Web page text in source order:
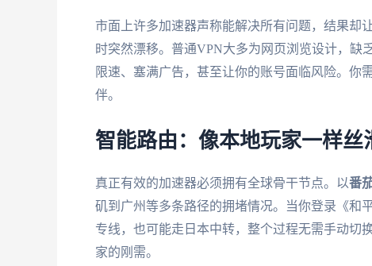
市面上许多加速器声称能解决所有问题，结果却
时突然漂移。普通VPN大多为网页浏览设计，缺
限速、塞满广告，甚至让你的账号面临风险。你
伴。
智能路由：像本地玩家一样丝
真正有效的加速器必须拥有全球骨干节点。以番
矶到广州等多条路径的拥堵情况。当你登录《
专线，也可能走日本中转，整个过程无需手动切
家的刚需。